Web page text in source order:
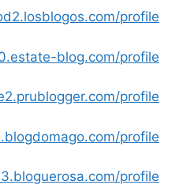
profile
blog.com/profile
profile
profile
profile